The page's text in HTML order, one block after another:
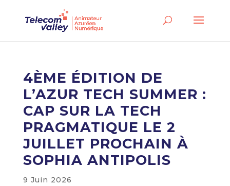
4ÈME ÉDITION DE
L’AZUR TECH SUMMER :
CAP SUR LA TECH
PRAGMATIQUE LE 2
JUILLET PROCHAIN À
SOPHIA ANTIPOLIS
9 Juin 2026